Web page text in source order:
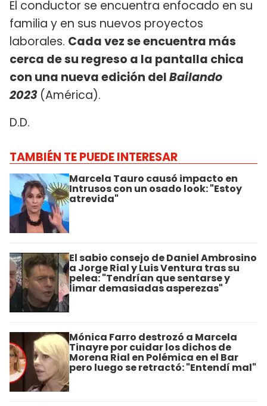
El conductor se encuentra enfocado en su
familia y en sus nuevos proyectos
laborales. Cada vez se encuentra más
cerca de su regreso a la pantalla chica
con una nueva edición delBailando
2023 (América).
D.D.
TAMBIÉN TE PUEDE INTERESAR
Marcela Tauro causó impacto en
Intrusos con un osado look: "Estoy
atrevida"
El sabio consejo de Daniel Ambrosino
a Jorge Rial y Luis Ventura tras su
pelea: "Tendrían que sentarse y
limar demasiadas asperezas"
Mónica Farro destrozó a Marcela
Tinayre por cuidar los dichos de
Morena Rial en Polémica en el Bar
pero luego se retractó: "Entendí mal"